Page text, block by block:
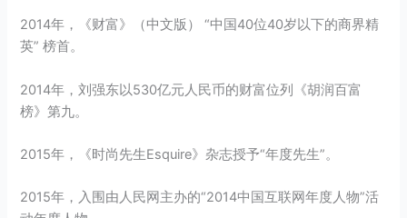
2014年，《财富》（中文版） “中国40位40岁以下的商界精
英” 榜首。
2014年，刘强东以530亿元人民币的财富位列《胡润百富
榜》第九。
2015年，《时尚先生Esquire》杂志授予“年度先生”。
2015年，入围由人民网主办的“2014中国互联网年度人物”活